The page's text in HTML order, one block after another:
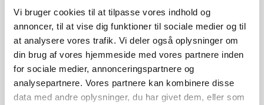
Vi bruger cookies til at tilpasse vores indhold og
annoncer, til at vise dig funktioner til sociale medier og til
at analysere vores trafik. Vi deler også oplysninger om
din brug af vores hjemmeside med vores partnere inden
for sociale medier, annonceringspartnere og
analysepartnere. Vores partnere kan kombinere disse
data med andre oplysninger, du har givet dem, eller som
Moderne klassisk stil
Mundblæst opalglas, der giver et blødt lys
Elegant tænd/sluk-snor på fatningen
Pærefatning E27 - Pære medfølger ikke